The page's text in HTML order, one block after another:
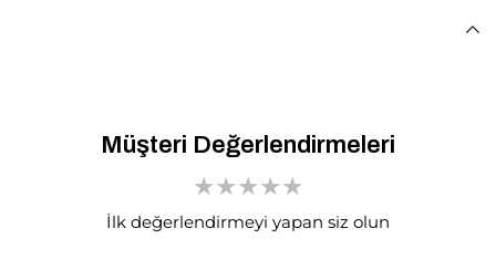
Müşteri Değerlendirmeleri
İlk değerlendirmeyi yapan siz olun